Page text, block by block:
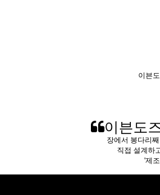
이븐
이븐도
장에서 봉다리
직접 설계하
'제